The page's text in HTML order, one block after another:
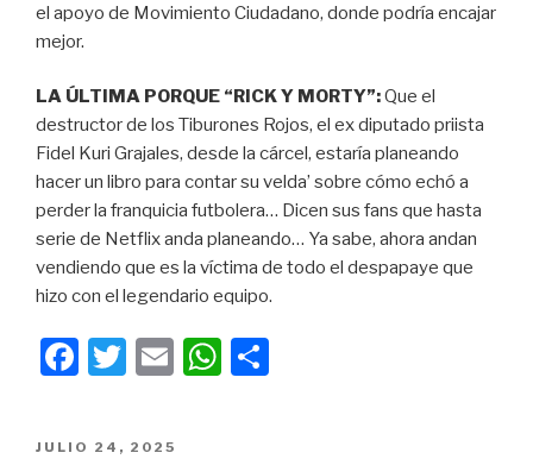
el apoyo de Movimiento Ciudadano, donde podría encajar
mejor.
LA ÚLTIMA PORQUE “RICK Y MORTY”:Que el
destructor de los Tiburones Rojos, el ex diputado priista
Fidel Kuri Grajales, desde la cárcel, estaría planeando
hacer un libro para contar su velda’ sobre cómo echó a
perder la franquicia futbolera… Dicen sus fans que hasta
serie de Netflix anda planeando… Ya sabe, ahora andan
vendiendo que es la víctima de todo el despapaye que
hizo con el legendario equipo.
F
c
T
tt
E
W
PUBLICADO
JULIO 24, 2025